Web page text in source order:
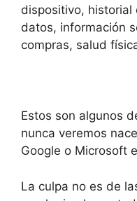
dispositivo, historial
datos, información
compras, salud
Estos son algunos
nunca veremos
Google o Microsoft
La culpa no es de